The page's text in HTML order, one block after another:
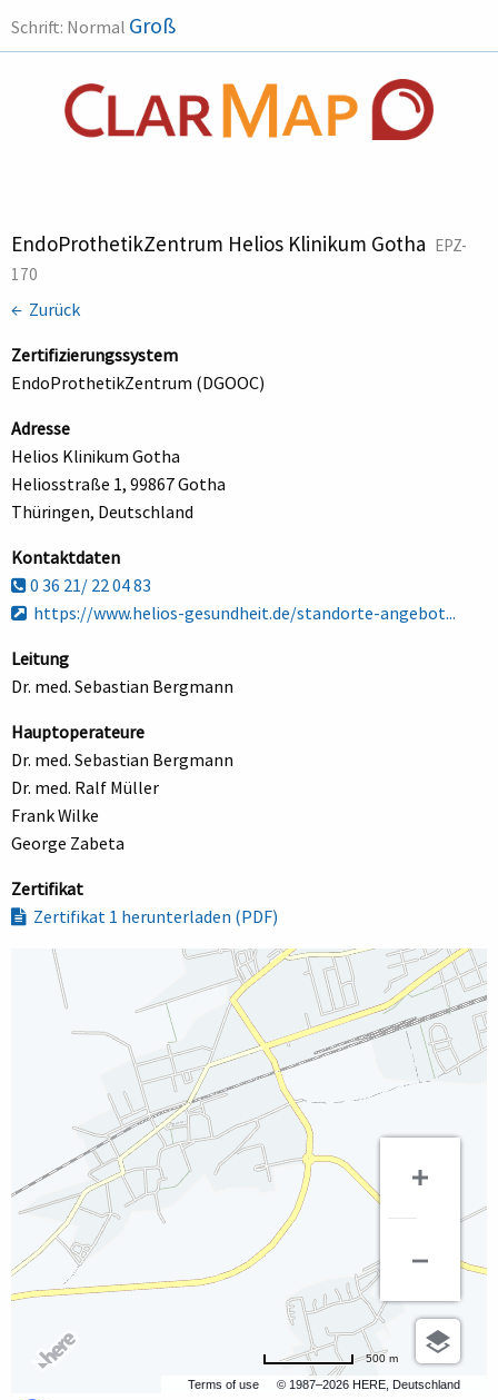
Schrift: Normal Groß
EndoProthetikZentrum Helios Klinikum Gotha EPZ-
170
← Zurück
Zertifizierungssystem
EndoProthetikZentrum (DGOOC)
Adresse
Helios Klinikum Gotha
Heliosstraße 1, 99867 Gotha
Thüringen, Deutschland
Kontaktdaten
0 36 21/ 22 04 83
https://www.helios-gesundheit.de/standorte-angebot...
Leitung
Dr. med. Sebastian Bergmann
Hauptoperateure
Dr. med. Sebastian Bergmann
Dr. med. Ralf Müller
Frank Wilke
George Zabeta
Zertifikat
Zertifikat 1 herunterladen (PDF)
Terms of use © 1987–2026 HERE, Deutschland
500 m